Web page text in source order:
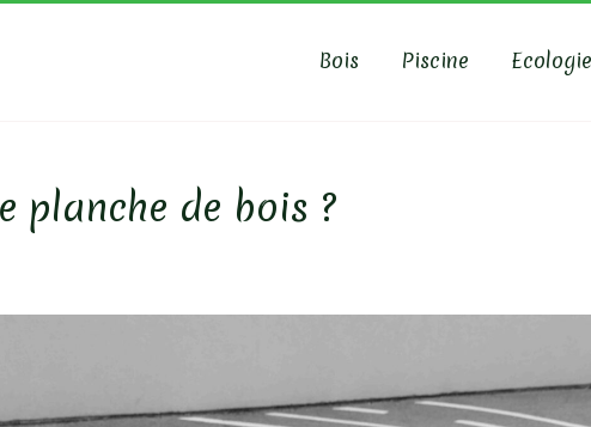
Bois Piscine Ecologie
planche de bois ?